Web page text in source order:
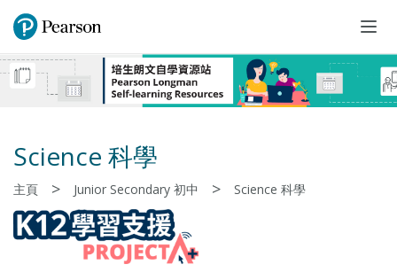
Science 科學
主頁 > Junior Secondary 初中 > Science 科學